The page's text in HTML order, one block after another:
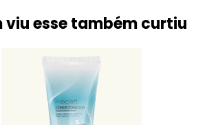
viu esse também curtiu